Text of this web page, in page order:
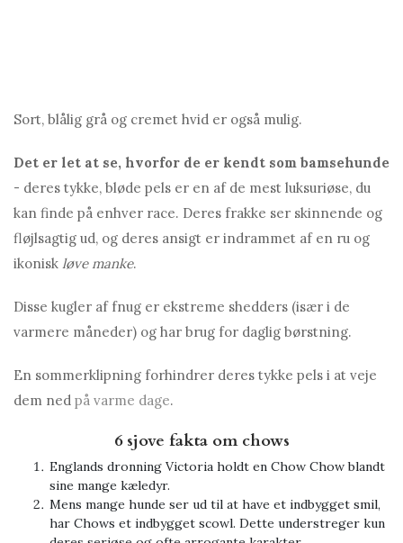
Sort, blålig grå og cremet hvid er også mulig.
Det er let at se, hvorfor de er kendt som bamsehunde
- deres tykke, bløde pels er en af ​​de mest luksuriøse, du
kan finde på enhver race. Deres frakke ser skinnende og
fløjlsagtig ud, og deres ansigt er indrammet af en ru og
ikonisk løve manke.
Disse kugler af fnug er ekstreme shedders (især i de
varmere måneder) og har brug for daglig børstning.
En sommerklipning forhindrer deres tykke pels i at veje
dem ned på varme dage.
6 sjove fakta om chows
Englands dronning Victoria holdt en Chow Chow blandt
sine mange kæledyr.
Mens mange hunde ser ud til at have et indbygget smil,
har Chows et indbygget scowl. Dette understreger kun